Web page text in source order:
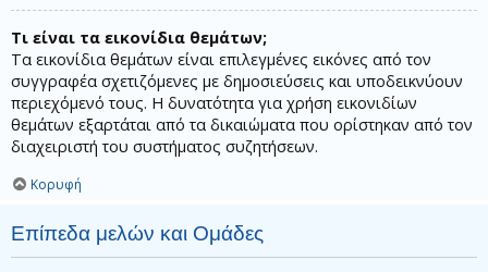
Τι είναι τα εικονίδια θεμάτων;
Τα εικονίδια θεμάτων είναι επιλεγμένες εικόνες από τον
συγγραφέα σχετιζόμενες με δημοσιεύσεις και υποδεικνύουν
περιεχόμενό τους. Η δυνατότητα για χρήση εικονιδίων
θεμάτων εξαρτάται από τα δικαιώματα που ορίστηκαν από τον
διαχειριστή του συστήματος συζητήσεων.
Κορυφή
Επίπεδα μελών και Ομάδες